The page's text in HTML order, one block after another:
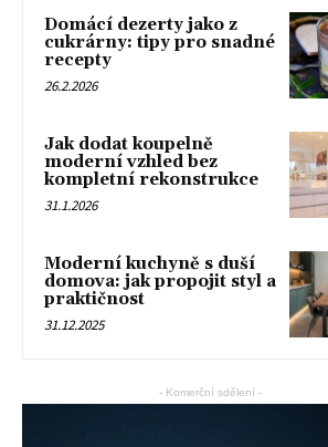
Domácí dezerty jako z
cukrárny: tipy pro snadné
recepty
26.2.2026
Jak dodat koupelně
moderní vzhled bez
kompletní rekonstrukce
31.1.2026
Moderní kuchyně s duší
domova: jak propojit styl a
praktičnost
31.12.2025
- Komerční sdělení -